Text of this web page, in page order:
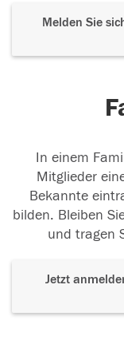
Melden Sie
In einem
Mitglieder
Bekannte
bilden. Bleiben
und tragen
Jetzt